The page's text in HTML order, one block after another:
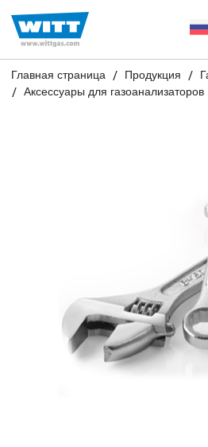
Главная страница Продукция
Аксессуары для газоанализаторов